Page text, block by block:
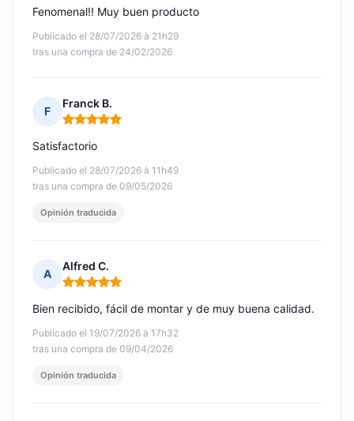
Publicado el 28/07/2026 à 21h29
tras una compra de 24/02/2026
Fenomenal!! Muy buen producto
F
Franck B.
Nota: 5 de 5
Publicado el 28/07/2026 à 11h49
tras una compra de 09/05/2026
Satisfactorio
Opinión traducida
A
Alfred C.
Nota: 5 de 5
Publicado el 19/07/2026 à 17h32
tras una compra de 09/04/2026
Bien recibido, fácil de montar y de muy buena calidad.
Opinión traducida